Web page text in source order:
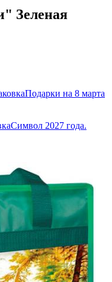
Зеленая
Подарки на 8 марта
Символ 2027 года.